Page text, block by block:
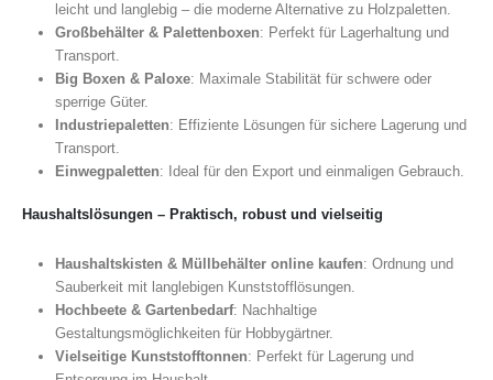
leicht und langlebig – die moderne Alternative zu Holzpaletten.
Großbehälter & Palettenboxen: Perfekt für Lagerhaltung und
Transport.
Big Boxen & Paloxe: Maximale Stabilität für schwere oder
sperrige Güter.
Industriepaletten: Effiziente Lösungen für sichere Lagerung und
Transport.
Einwegpaletten: Ideal für den Export und einmaligen Gebrauch.
Haushaltslösungen – Praktisch, robust und vielseitig
Haushaltskisten & Müllbehälter online kaufen: Ordnung und
Sauberkeit mit langlebigen Kunststofflösungen.
Hochbeete & Gartenbedarf: Nachhaltige
Gestaltungsmöglichkeiten für Hobbygärtner.
Vielseitige Kunststofftonnen: Perfekt für Lagerung und